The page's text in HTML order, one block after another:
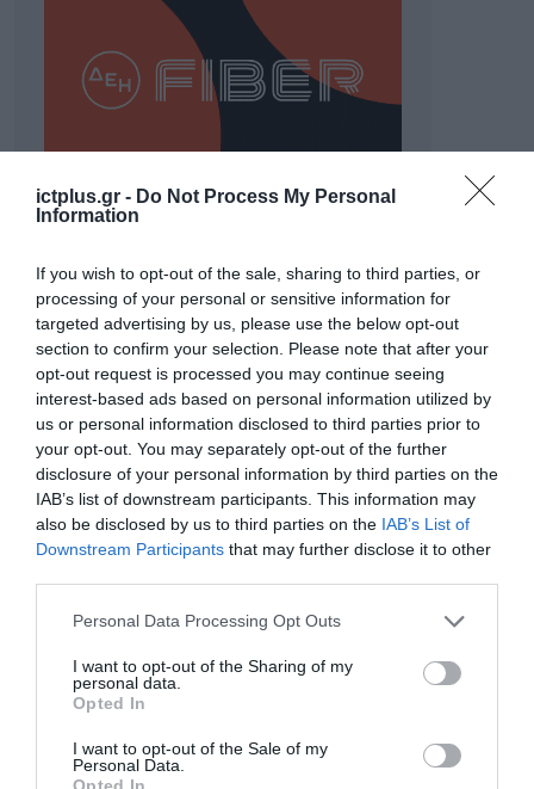
ictplus.gr - Do Not Process My Personal
Information
If you wish to opt-out of the sale, sharing to third parties, or
processing of your personal or sensitive information for
targeted advertising by us, please use the below opt-out
section to confirm your selection. Please note that after your
opt-out request is processed you may continue seeing
interest-based ads based on personal information utilized by
us or personal information disclosed to third parties prior to
your opt-out. You may separately opt-out of the further
disclosure of your personal information by third parties on the
IAB’s list of downstream participants. This information may
also be disclosed by us to third parties on the IAB’s List of
Downstream Participants that may further disclose it to other
Please note that this website/app uses one or more Google
not limited to your visit or usage behaviour. You may click to
grant or deny consent to Google and its third-party tags to
use your data for below specified purposes in below Google
consent section.
Personal Data Processing Opt Outs
I want to opt-out of the Sharing of my
personal data.
Opted In
I want to opt-out of the Sale of my
Personal Data.
Opted In
Το χρηματοδοτούμενο
από την ΕΕ έργο “The
Gaming Police”
ενισχύει την ασφάλεια
των παιδιών στο
διαδίκτυο
31.07.2026
ΑΑΔΕ: Διευκρινίσεις
για τα πρόστιμα σε
παραβάσεις που
αφορούν τους ΦΗΜ
31.07.2026
Σ. Καλαφάτης: «Η
Τεχνητή Νοημοσύνη
δεν είναι απλώς μια
νέα τεχνολογία, είναι
μια νέα βιομηχανική
επανάσταση»
Νέος οδηγός του ΕΚΤ
των ελληνικών
επιχειρήσεων στον
31.07.2026